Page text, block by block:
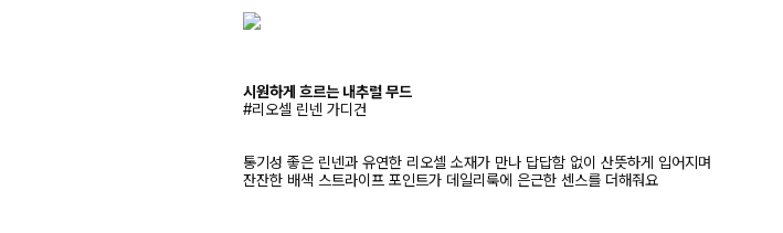
시원하게 흐르는 내추럴 무드
#리오셀 린넨 가디건
통기성 좋은 린넨과 유연한 리오셀 소재가 만나 답답함 없이 산뜻하게 입어지며
잔잔한 배색 스트라이프 포인트가 데일리룩에 은근한 센스를 더해줘요